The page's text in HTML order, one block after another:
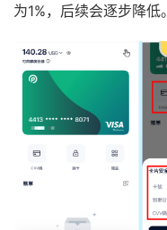
为1%，后续会逐步降低。